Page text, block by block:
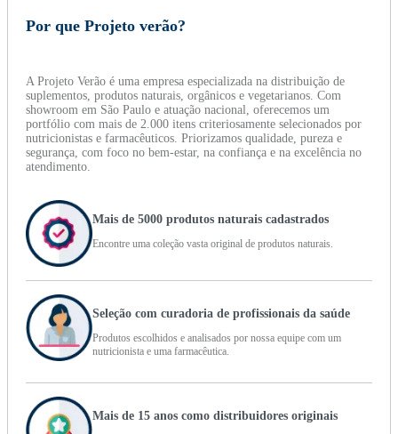
Por que Projeto verão?
A Projeto Verão é uma empresa especializada na distribuição de
suplementos, produtos naturais, orgânicos e vegetarianos. Com
showroom em São Paulo e atuação nacional, oferecemos um
portfólio com mais de 2.000 itens criteriosamente selecionados por
nutricionistas e farmacêuticos. Priorizamos qualidade, pureza e
segurança, com foco no bem-estar, na confiança e na excelência no
atendimento.
Mais de 5000 produtos naturais cadastrados
Encontre uma coleção vasta original de produtos naturais.
Seleção com curadoria de profissionais da saúde
Produtos escolhidos e analisados por nossa equipe com um
nutricionista e uma farmacêutica.
Mais de 15 anos como distribuidores originais